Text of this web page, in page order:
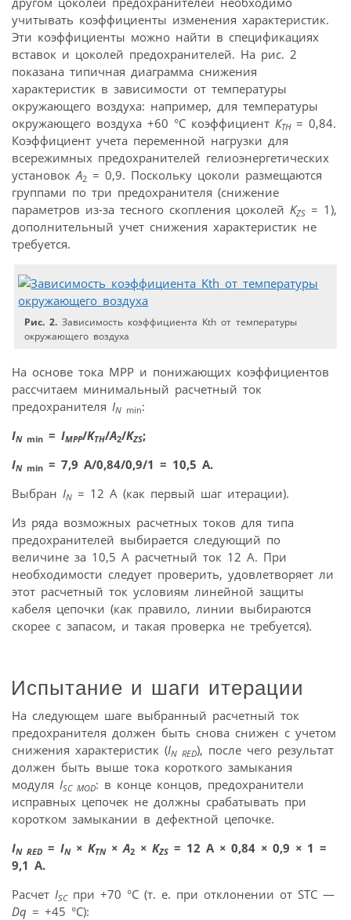
учитывать коэффициенты изменения характеристик.
Эти коэффициенты можно найти в спецификациях
вставок и цоколей предохранителей. На рис. 2
показана типичная диаграмма снижения
характеристик в зависимости от температуры
окружающего воздуха: например, для температуры
окружающего воздуха +60 °C коэффициент КТН= 0,84.
Коэффициент учета переменной нагрузки для
всережимных предохранителей гелио­энергетических
установок А2 = 0,9. Поскольку цоколи размещаются
группами по три предохранителя (снижение
параметров из-за тесного скопления цоколей KZS = 1),
дополнительный учет снижения характеристик не
требуется.
Рис. 2. Зависимость коэффициента Kth от температуры
окружающего воздуха
На основе тока MPP и понижающих коэффициентов
рассчитаем минимальный расчетный ток
предохранителя IN min:
IN min = IMPP/KTH/A2/KZS;
IN min = 7,9 А/0,84/0,9/1 = 10,5 А.
Выбран IN = 12 А (как первый шаг итерации).
Из ряда возможных расчетных токов для типа
предохранителей выбирается следующий по
величине за 10,5 A расчетный ток 12 A. При
необходимости следует проверить, удовлетворяет ли
этот расчетный ток условиям линейной защиты
кабеля цепочки (как правило, линии выбираются
скорее с запасом, и такая проверка не требуется).
Испытание и шаги итерации
На следующем шаге выбранный расчетный ток
предохранителя должен быть снова снижен с учетом
снижения характеристик (IN RED), после чего результат
должен быть выше тока короткого замыкания
модуля ISC MOD: в конце концов, предохранители
исправных цепочек не должны срабатывать при
коротком замыкании в дефектной цепочке.
IN RED = IN × KTN × A2 × KZS = 12 А × 0,84 × 0,9 × 1 =
9,1 А.
Расчет ISCпри +70 °С (т. е. при отклонении от STC —
Dq = +45 °C):